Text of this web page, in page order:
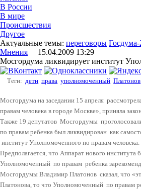
В России
В мире
Происшествия
Другое
Актуальные темы: переговоры
Мнения 15.04.2009 13:29
Мосгордума ликвидирует институт
Теги: дети права уполномоченный Платонов
Мосгордума на заседании 15 апреля
правам человека в городе Москве», приняла
Также 19 депутатов Мосгордумы
по правам ребенка был ликвидирован как
институт Уполномоченного по правам человека.
Предполагается, что Аппарат нового
Уполномоченный по правам ребенка
Мосгордумы Владимир Платонов сказал, что
Платонова, то что Уполномоченный по правам